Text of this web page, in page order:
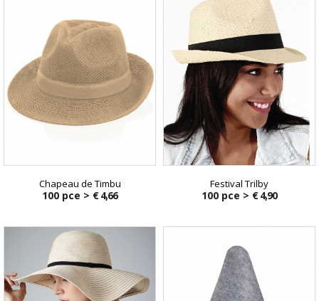
Chapeau de Timbu
100 pce > € 4,66
Festival Trilby
100 pce > € 4,90